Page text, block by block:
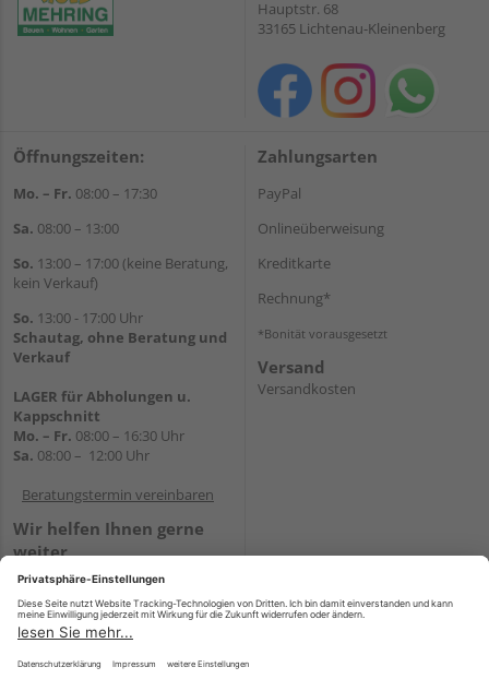
Hauptstr. 68
33165 Lichtenau-Kleinenberg
Öffnungszeiten:
Mo. – Fr. 08:00 – 17:30
Sa. 08:00 – 13:00
So. 13:00 – 17:00 (keine Beratung,
kein Verkauf)
So. 13:00 - 17:00 Uhr
Schautag, ohne Beratung und
Verkauf
LAGER für Abholungen u.
Kappschnitt
Mo. – Fr. 08:00 – 16:30 Uhr
Sa. 08:00 – 12:00 Uhr
Beratungstermin vereinbaren
Wir helfen Ihnen gerne
weiter
Tel.:+49 5647 94660
WhatsApp
Zahlungsarten
PayPal
Onlineüberweisung
Kreditkarte
Rechnung*
*Bonität vorausgesetzt
Versand
Versandkosten